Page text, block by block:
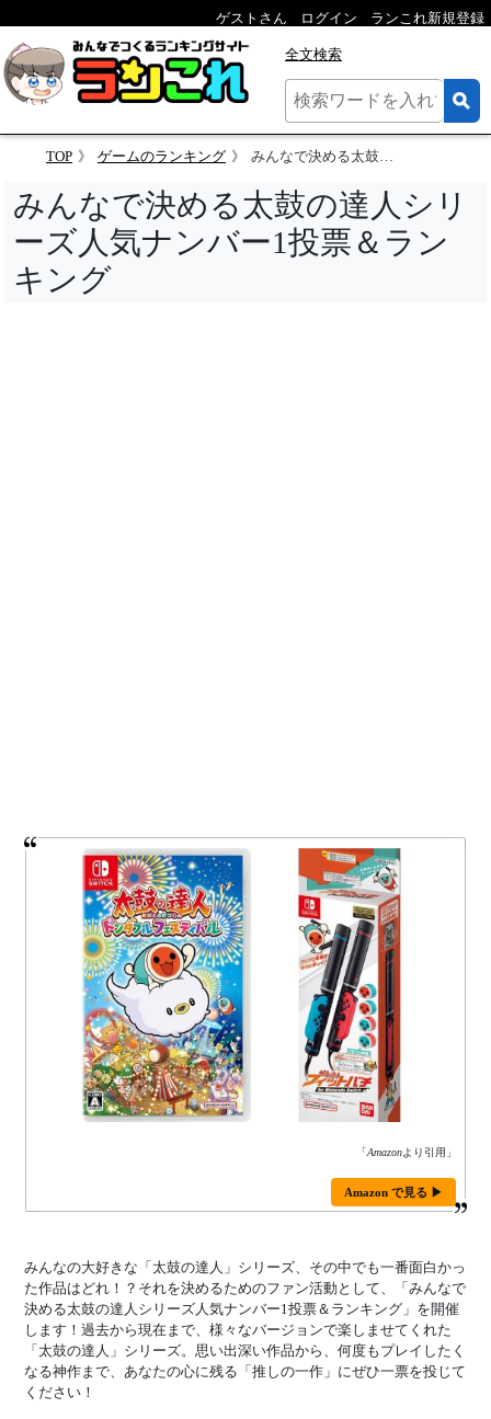
ゲストさん ログイン ランこれ新規登録
全文検索
TOP ゲームのランキング みんなで決める太鼓の達人シリーズ人気ナンバー1投票＆ランキング
みんなで決める太鼓の達人シリ
ーズ人気ナンバー1投票＆ラン
キング
「Amazonより引用」
Amazon で見る ▶
みんなの大好きな「太鼓の達人」シリーズ、その中でも一番面白かっ
た作品はどれ！？それを決めるためのファン活動として、「みんなで
決める太鼓の達人シリーズ人気ナンバー1投票＆ランキング」を開催
します！過去から現在まで、様々なバージョンで楽しませてくれた
「太鼓の達人」シリーズ。思い出深い作品から、何度もプレイしたく
なる神作まで、あなたの心に残る「推しの一作」にぜひ一票を投じて
ください！